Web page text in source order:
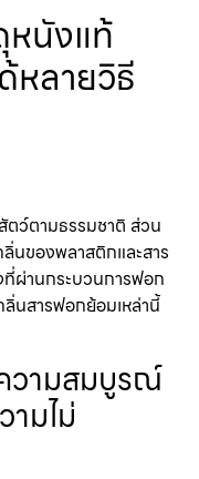
หนังแท้
หลายวิธี
ว์ตามธรรมชาติ ส่วน
นของพลาสติกและสาร
ผ่านกระบวนการฟอก
นสารฟอกย้อมเหล่านี้
วามสมบูรณ์
มไม่